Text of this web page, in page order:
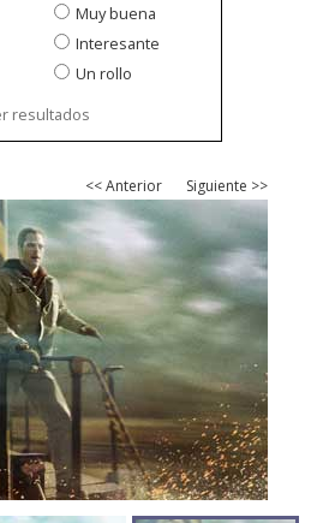
Muy buena
Interesante
Un rollo
resultados
<< Anterior Siguiente >>